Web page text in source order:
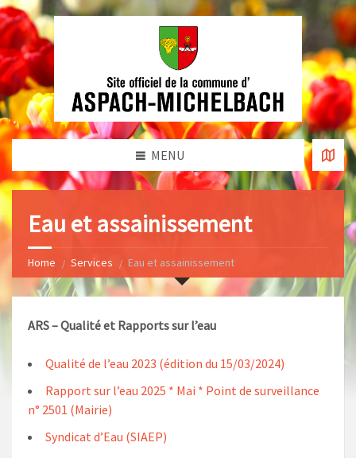
MENU
Eau et assainissement
Home Services Eau et assainissement
ARS – Qualité et Rapports sur l’eau
Qualité de l’eau 2023 (édition du 15/03/2024)
Rapport sur l’eau 2025 * Mai * Point de surveillance
n° 2501 (Mairie)
Syndicat d’Eau (SIAEP)